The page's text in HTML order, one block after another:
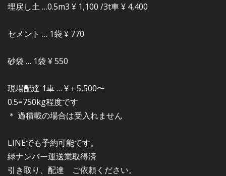
埋戻し土 …0.5m3 ¥ 1,100 /3t車 ¥ 4,400
セメント … 1袋 ¥ 770
砂袋 … 1袋 ¥ 550
現場配達 1車 … ¥＋5,500〜
0.5=750kg程度です
＊ 過積載の場合は受入れません
LINEでも予約可能です。
緑ナンバー運送業取得済
引き取り、配達 ご依頼ください。